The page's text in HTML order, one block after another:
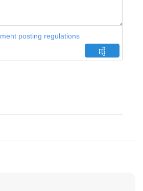
posting regulations
ផ្ញើ